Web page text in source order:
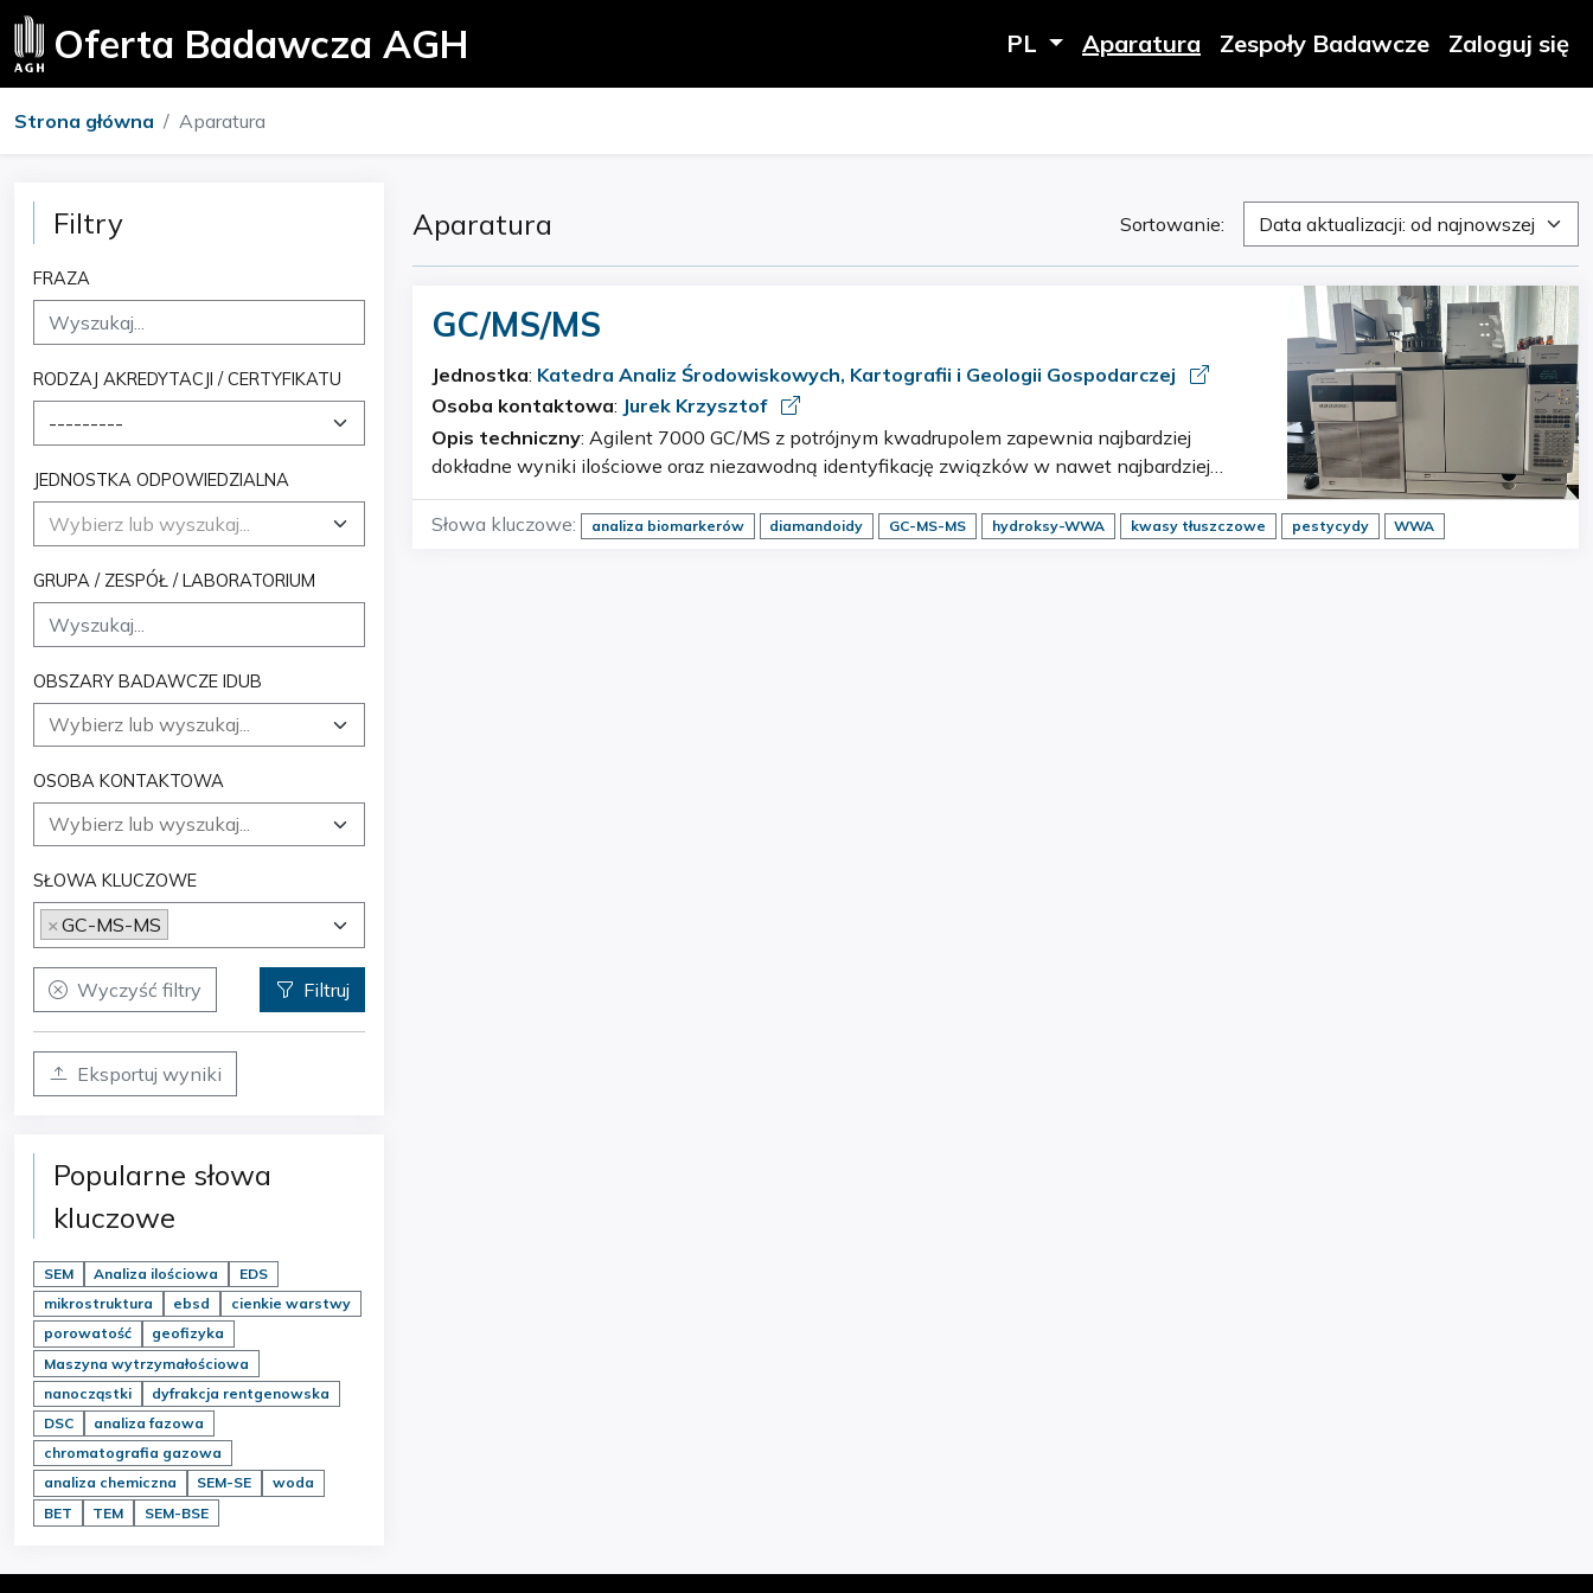
Oferta Badawcza AGH PL Aparatura Zespoły Badawcze Zaloguj się
Strona główna Aparatura
Filtry
FRAZA
RODZAJ AKREDYTACJI / CERTYFIKATU
---------
JEDNOSTKA ODPOWIEDZIALNA
Wybierz lub wyszukaj...
GRUPA / ZESPÓŁ / LABORATORIUM
OBSZARY BADAWCZE IDUB
OSOBA KONTAKTOWA
SŁOWA KLUCZOWE
× GC-MS-MS
Wyczyść filtry Filtruj
Eksportuj wyniki
Popularne słowa
kluczowe
SEM Analiza ilościowa
EDS
mikrostruktura
ebsd
cienkie warstwy
porowatość
geofizyka
Maszyna wytrzymałościowa
nanocząstki
dyfrakcja rentgenowska
DSC
analiza fazowa
chromatografia gazowa
analiza chemiczna
SEM-SE
woda
BET
TEM SEM-BSE
Aparatura Sortowanie: Data aktualizacji: od najnowszej
GC/MS/MS
Jednostka: Katedra Analiz Środowiskowych, Kartografii i Geologii Gospodarczej
Osoba kontaktowa: Jurek Krzysztof
Opis techniczny: Agilent 7000 GC/MS z potrójnym kwadrupolem zapewnia najbardziej
dokładne wyniki ilościowe oraz niezawodną identyfikację związków w nawet najbardziej
złożonych matrycach. Granica detekcji urządzenia (IDL), wynoszący dla system…
Słowa kluczowe:
analiza biomarkerów diamandoidy GC-MS-MS hydroksy-WWA kwasy tłuszczowe pestycydy WWA